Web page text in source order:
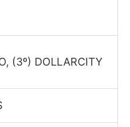
(3º) DOLLARCITY